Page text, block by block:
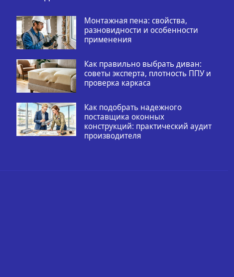
Монтажная пена: свойства,
разновидности и особенности
применения
Как правильно выбрать диван:
советы эксперта, плотность ППУ и
проверка каркаса
Как подобрать надежного
поставщика оконных
конструкций: практический аудит
производителя